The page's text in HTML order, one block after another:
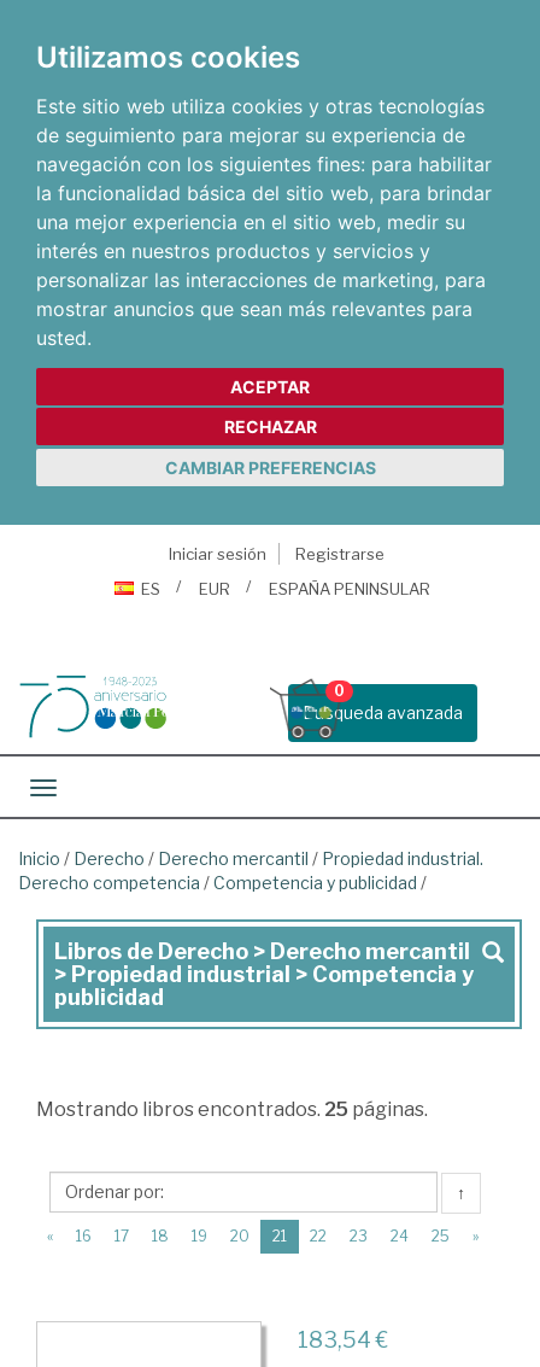
Utilizamos cookies
Este sitio web utiliza cookies y otras tecnologías
de seguimiento para mejorar su experiencia de
navegación con los siguientes fines: para habilitar
la funcionalidad básica del sitio web, para brindar
una mejor experiencia en el sitio web, medir su
interés en nuestros productos y servicios y
personalizar las interacciones de marketing, para
mostrar anuncios que sean más relevantes para
usted.
ACEPTAR
RECHAZAR
CAMBIAR PREFERENCIAS
Iniciar sesión
Registrarse
ES
EUR ESPAÑA PENINSULAR
Busqueda avanzada
0
Toggle navigation
Inicio / Derecho / Derecho mercantil / Propiedad industrial.
Derecho competencia /Competencia y publicidad /
Libros
de
Derecho
Derecho
>
Propiedad
Competencia
Libros de Derecho > Derecho mercantil
> Propiedad industrial > Competencia y
publicidad
Mostrando libros encontrados. 25 páginas.
↑
« 16 17 18 19 20 21 (current)
22 23 24 25 »
183,54 €